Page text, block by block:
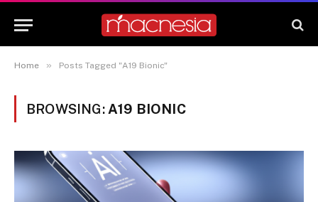
Home » Posts Tagged "A19 Bionic"
BROWSING: A19 BIONIC